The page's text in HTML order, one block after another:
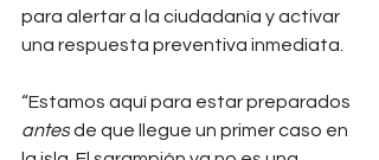
para alertar a la ciudadanía y activar
una respuesta preventiva inmediata.
“Estamos aquí para estar preparados
antes de que llegue un primer caso en